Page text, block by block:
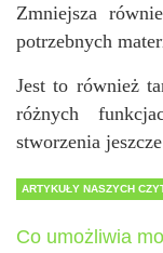
Zmniejsza
potrzebnych
Jest to również
różnych
stworzenia
ARTYKUŁY NASZYCH
Co umożliwia